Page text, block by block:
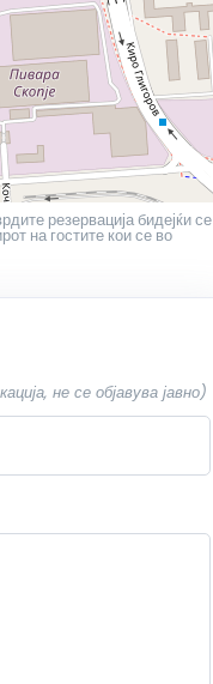
резервација бидејќи се
на гостите кои се во
не се објавува јавно)